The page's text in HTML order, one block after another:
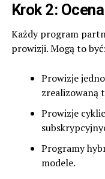
Krok 2:
Każdy program
prowizji. Mogą to być:
Prowizje
zrealizowaną
Prowizje
Programy
modele.